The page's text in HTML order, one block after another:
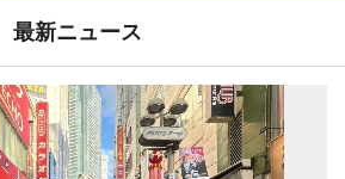
最新ニュース